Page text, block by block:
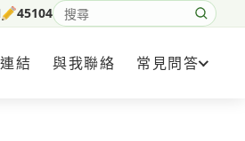
45104
搜尋網站內容
結 與我聯絡 常見問答